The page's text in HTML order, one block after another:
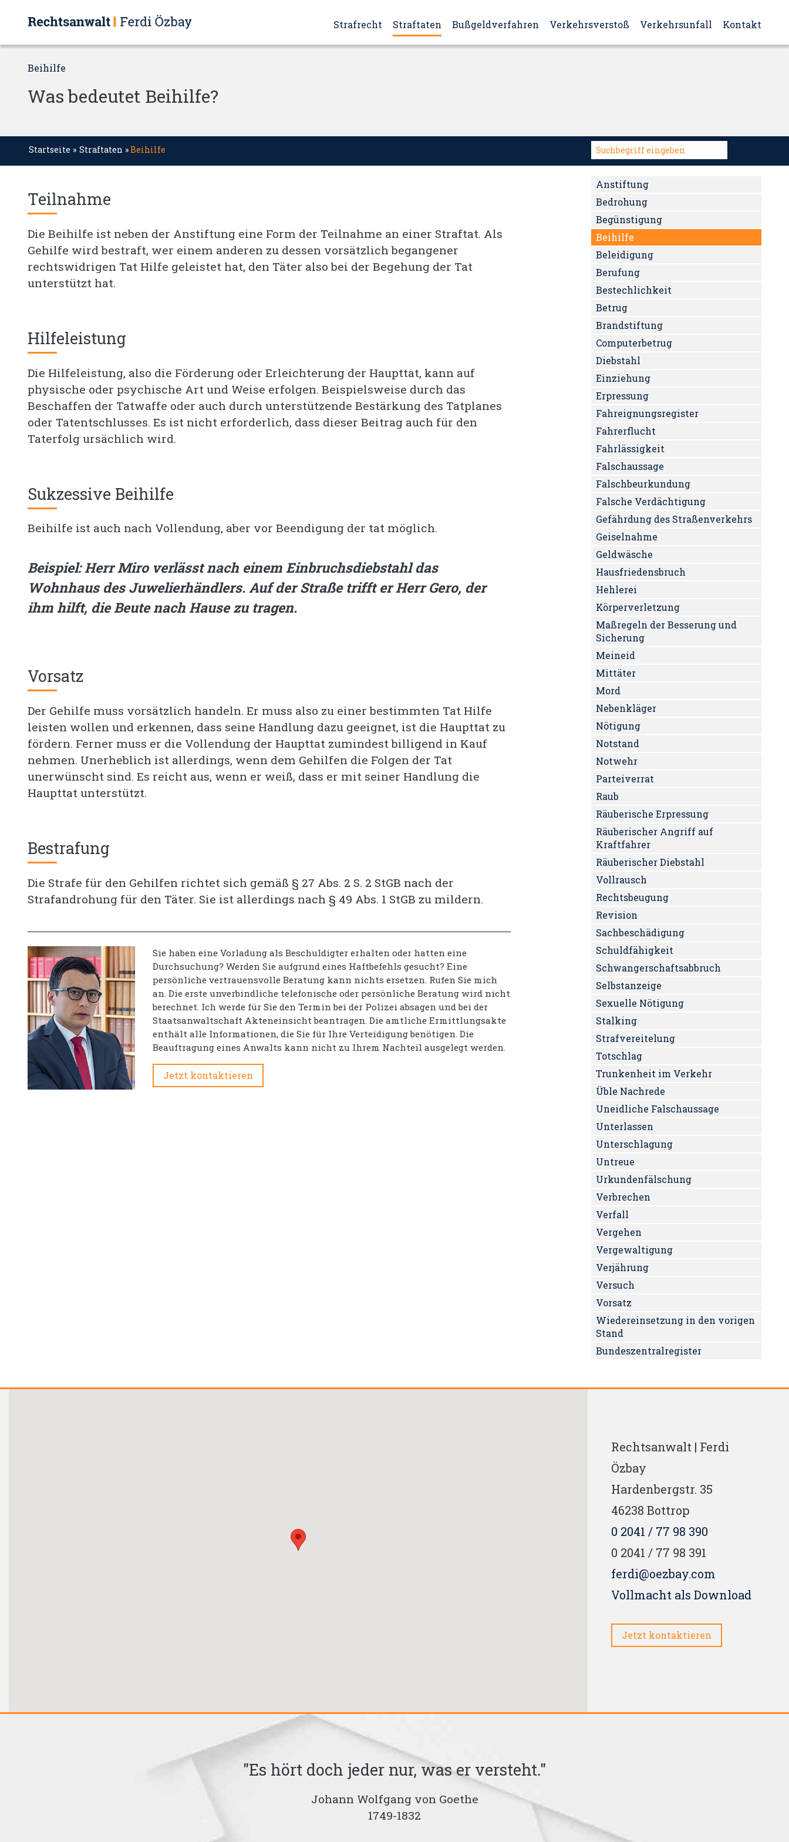
Strafrecht Straftaten Bußgeldverfahren Verkehrsverstoß Verkehrsunfall Kontakt
Beihilfe
Was bedeutet Beihilfe?
Startseite » Straftaten »Beihilfe
Teilnahme
Die Beihilfe ist neben der Anstiftung eine Form der Teilnahme an einer Straftat. Als
Gehilfe wird bestraft, wer einem anderen zu dessen vorsätzlich begangener
rechtswidrigen Tat Hilfe geleistet hat, den Täter also bei der Begehung der Tat
unterstützt hat.
Hilfeleistung
Die Hilfeleistung, also die Förderung oder Erleichterung der Haupttat, kann auf
physische oder psychische Art und Weise erfolgen. Beispielsweise durch das
Beschaffen der Tatwaffe oder auch durch unterstützende Bestärkung des Tatplanes
oder Tatentschlusses. Es ist nicht erforderlich, dass dieser Beitrag auch für den
Taterfolg ursächlich wird.
Sukzessive Beihilfe
Beihilfe ist auch nach Vollendung, aber vor Beendigung der tat möglich.
Beispiel: Herr Miro verlässt nach einem Einbruchsdiebstahl das
Wohnhaus des Juwelierhändlers. Auf der Straße trifft er Herr Gero, der
ihm hilft, die Beute nach Hause zu tragen.
Vorsatz
Der Gehilfe muss vorsätzlich handeln. Er muss also zu einer bestimmten Tat Hilfe
leisten wollen und erkennen, dass seine Handlung dazu geeignet, ist die Haupttat zu
fördern. Ferner muss er die Vollendung der Haupttat zumindest billigend in Kauf
nehmen. Unerheblich ist allerdings, wenn dem Gehilfen die Folgen der Tat
unerwünscht sind. Es reicht aus, wenn er weiß, dass er mit seiner Handlung die
Haupttat unterstützt.
Bestrafung
Die Strafe für den Gehilfen richtet sich gemäß § 27 Abs. 2 S. 2 StGB nach der
Strafandrohung für den Täter. Sie ist allerdings nach § 49 Abs. 1 StGB zu mildern.
Sie haben eine Vorladung als Beschuldigter erhalten oder hatten eine
Durchsuchung? Werden Sie aufgrund eines Haftbefehls gesucht? Eine
persönliche vertrauensvolle Beratung kann nichts ersetzen. Rufen Sie mich
an. Die erste unverbindliche telefonische oder persönliche Beratung wird nicht
berechnet. Ich werde für Sie den Termin bei der Polizei absagen und bei der
Staatsanwaltschaft Akteneinsicht beantragen. Die amtliche Ermittlungsakte
enthält alle Informationen, die Sie für Ihre Verteidigung benötigen. Die
Beauftragung eines Anwalts kann nicht zu Ihrem Nachteil ausgelegt werden.
Jetzt kontaktieren
Anstiftung
Bedrohung
Begünstigung
Beihilfe
Beleidigung
Berufung
Bestechlichkeit
Betrug
Brandstiftung
Computerbetrug
Diebstahl
Einziehung
Erpressung
Fahreignungsregister
Fahrerflucht
Fahrlässigkeit
Falschaussage
Falschbeurkundung
Falsche Verdächtigung
Gefährdung des Straßenverkehrs
Geiselnahme
Geldwäsche
Hausfriedensbruch
Hehlerei
Körperverletzung
Maßregeln der Besserung und
Sicherung
Meineid
Mittäter
Mord
Nebenkläger
Nötigung
Notstand
Notwehr
Parteiverrat
Raub
Räuberische Erpressung
Räuberischer Angriff auf
Kraftfahrer
Räuberischer Diebstahl
Vollrausch
Rechtsbeugung
Revision
Sachbeschädigung
Schuldfähigkeit
Schwangerschaftsabbruch
Selbstanzeige
Sexuelle Nötigung
Stalking
Strafvereitelung
Totschlag
Trunkenheit im Verkehr
Üble Nachrede
Uneidliche Falschaussage
Unterlassen
Unterschlagung
Untreue
Urkundenfälschung
Verbrechen
Verfall
Vergehen
Vergewaltigung
Verjährung
Versuch
Vorsatz
Wiedereinsetzung in den vorigen
Stand
Bundeszentralregister
Rechtsanwalt | Ferdi
Özbay
Hardenbergstr. 35
46238 Bottrop
0 2041 / 77 98 390
0 2041 / 77 98 391
ferdi@oezbay.com
Vollmacht als Download
Jetzt kontaktieren
"Es hört doch jeder nur, was er versteht."
Johann Wolfgang von Goethe
1749-1832